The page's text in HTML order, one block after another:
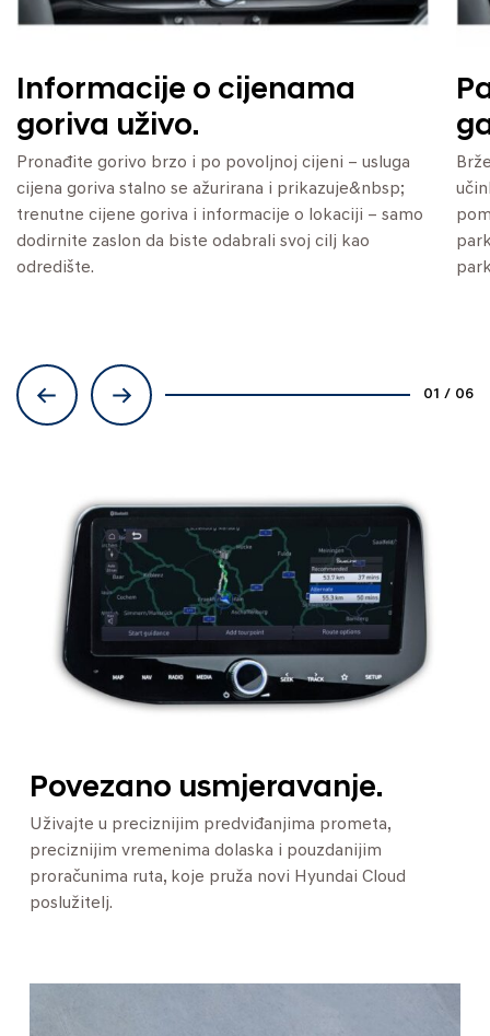
Informacije o cijenama
goriva uživo.
Pronađite gorivo brzo i po povoljnoj cijeni – usluga
cijena goriva stalno se ažurirana i prikazuje&nbsp;
trenutne cijene goriva i informacije o lokaciji – samo
dodirnite zaslon da biste odabrali svoj cilj kao
odredište.
01 / 06
Povezano usmjeravanje.
Uživajte u preciznijim predviđanjima prometa,
preciznijim vremenima dolaska i pouzdanijim
proračunima ruta, koje pruža novi Hyundai Cloud
poslužitelj.